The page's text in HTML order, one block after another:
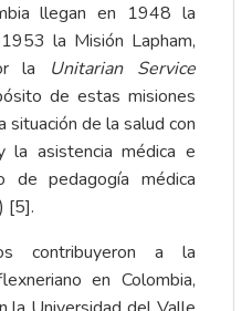
llegan en 1948 la
la Misión Lapham,
la Unitarian Service
de estas misiones
situación de la salud con
la asistencia médica e
de pedagogía médica
[5].
contribuyeron a la
en Colombia,